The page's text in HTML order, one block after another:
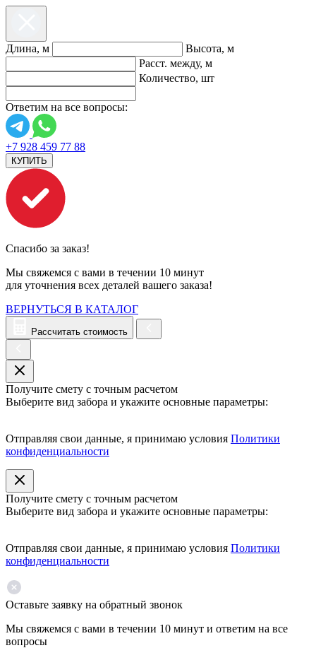
Длина, м
Высота, м
Расст. между, м
Количество, шт
Ответим на все вопросы:
+7 928 459 77 88
КУПИТЬ
Спасибо за заказ!
Мы свяжемся с вами в течении 10 минут
для уточнения всех деталей вашего заказа!
ВЕРНУТЬСЯ В КАТАЛОГ
Рассчитать стоимость
Получите смету с точным расчетом
Выберите вид забора и укажите основные параметры:
Отправляя свои данные, я принимаю условия Политики
конфиденциальности
Получите смету с точным расчетом
Выберите вид забора и укажите основные параметры:
Отправляя свои данные, я принимаю условия Политики
конфиденциальности
Оставьте заявку на обратный звонок
Мы свяжемся с вами в течении 10 минут и ответим на все
вопросы